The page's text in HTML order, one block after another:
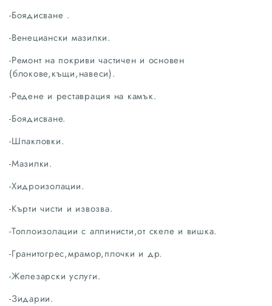
-Боядисване .
-Венециански мазилки.
-Ремонт на покриви частичен и основен
(блокове,къщи,навеси).
-Редене и реставрация на камък.
-Боядисване.
-Шпакловки.
-Мазилки.
-Хидроизолации.
-Кърти чисти и извозва.
-Топлоизолации с алпинисти,от скеле и вишка.
-Гранитогрес,мрамор,плочки и др.
-Железарски услуги.
-Зидарии.